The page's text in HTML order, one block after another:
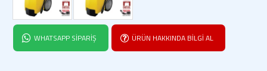
WHATSAPP SIPARIŞ ÜRÜN HAKKINDA BILGI AL